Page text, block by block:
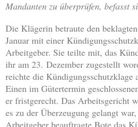
Mandanten zu überprüfen, befasst
Die Klägerin betraute den
Januar mit einer
Arbeitgeber. Sie teilte mit, das
ihr am 23. Dezember zugestellt
reichte die Kündigungsschutzklage
Einen im Gütertermin
er fristgerecht. Das Arbeitsgericht
es zu der Überzeugung gelangt